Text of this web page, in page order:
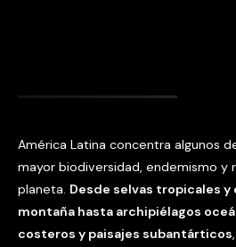
América Latina concentra algunos
mayor biodiversidad, endemismo y
planeta. Desde selvas tropicales
montaña hasta archipiélagos
costeros y paisajes subantárticos